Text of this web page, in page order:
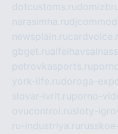
dotcustoms.ru
narasimha.ru
newsplain.ru
gbget.ru
petrovkasports.ru
york-life.rudoroga-
slovar-ivrit.ruporno-
ovucontrol.rusloty-
ru-industriya.ru